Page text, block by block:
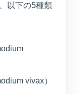
以下の5種類
vivax）